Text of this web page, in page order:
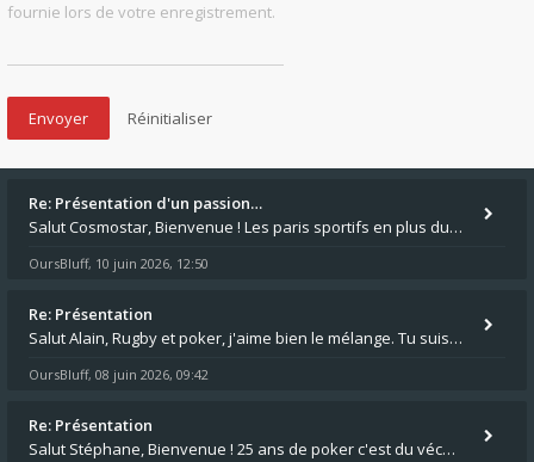
fournie lors de votre enregistrement.
Re: Présentation d'un passion…
Salut Cosmostar, Bienvenue ! Les paris sportifs en plus du poker, c'est ce que je fais aussi. Surtout la NBA, je mise su
OursBluff, 10 juin 2026, 12:50
Re: Présentation
Salut Alain, Rugby et poker, j'aime bien le mélange. Tu suis le rugby du coin ? Moi j'essaie d'aller voir des matchs de
OursBluff, 08 juin 2026, 09:42
Re: Présentation
Salut Stéphane, Bienvenue ! 25 ans de poker c'est du vécu quand même. Moi je suis relativementnouveau (2018) mais j'ai a